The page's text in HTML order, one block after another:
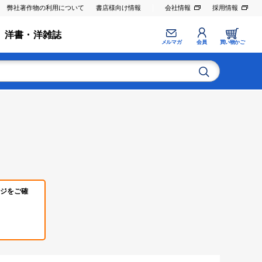
弊社著作物の利用について 書店様向け情報 会社情報 採用情報
洋書・洋雑誌
メルマガ 会員 買い物かご
をご確